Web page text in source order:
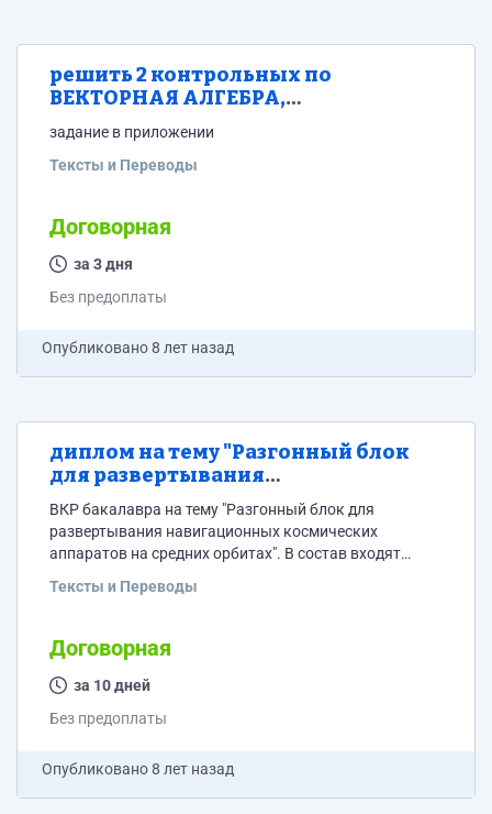
решить 2 контрольных по
ВЕКТОРНАЯ АЛГЕБРА,
ЭЛЕМЕНТЫ ЛИНЕЙНОЙ АЛГЕБРЫ
задание в приложении
Тексты и Переводы
Договорная
за 3 дня
Без предоплаты
Опубликовано8 лет назад
диплом на тему "Разгонный блок
для развертывания
навигационных космических
аппаратов на средних орбитах"
ВКР бакалавра на тему "Разгонный блок для
развертывания навигационных космических
аппаратов на средних орбитах". В состав входят
схема и теплообменник как спецчасть. Чертеж
теплообменника + схема ПГС.
Тексты и Переводы
Договорная
за 10 дней
Без предоплаты
Опубликовано8 лет назад